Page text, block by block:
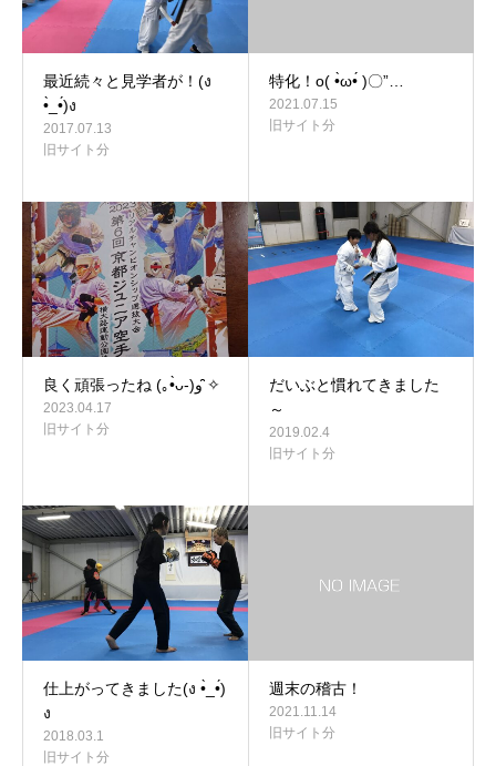
最近続々と見学者が！(ง
•̀_•́)ง
2017.07.13
旧サイト分
特化！o( •̀ω•́ )〇”…
2021.07.15
旧サイト分
良く頑張ったね (｡•̀ᴗ-)و ̑̑✧
2023.04.17
旧サイト分
だいぶと慣れてきました
～
2019.02.4
旧サイト分
仕上がってきました(ง •̀_•́)
ง
2018.03.1
旧サイト分
週末の稽古！
2021.11.14
旧サイト分